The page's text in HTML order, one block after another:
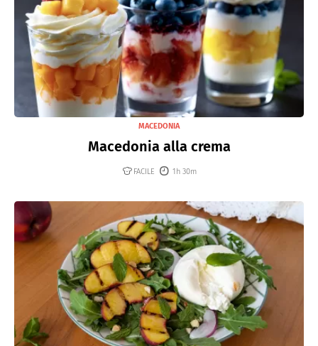
MACEDONIA
Macedonia alla crema
FACILE 1h 30m